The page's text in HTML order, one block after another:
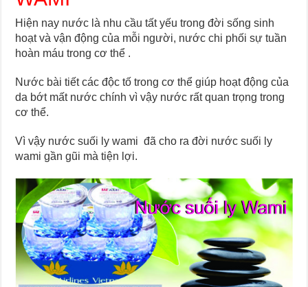
Hiện nay nước là nhu cầu tất yếu trong đời sống sinh
hoạt và vận động của mỗi người, nước chi phối sự tuần
hoàn máu trong cơ thể .
Nước bài tiết các độc tố trong cơ thể giúp hoạt động của
da bớt mất nước chính vì vậy nước rất quan trọng trong
cơ thể.
Vì vậy nước suối ly wami đã cho ra đời nước suối ly
wami gần gũi mà tiện lợi.